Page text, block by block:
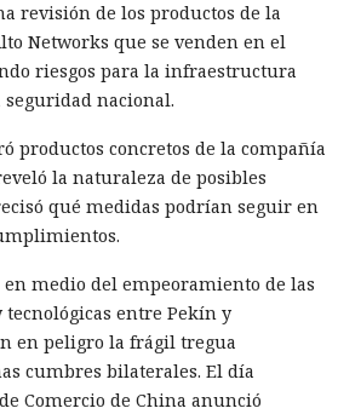
revisión de los productos de la
Networks que se venden en el
riesgos para la infraestructura
nacional.
productos concretos de la compañía
la naturaleza de posibles
qué medidas podrían seguir en
medio del empeoramiento de las
entre Pekín y
en peligro la frágil tregua
cumbres bilaterales. El día
Comercio de China anunció